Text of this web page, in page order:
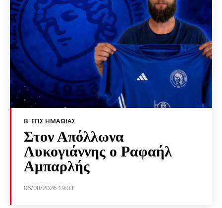
Β' ΕΠΣ ΗΜΑΘΊΑΣ
Στον Απόλλωνα
Λυκογιάννης ο Ραφαήλ
Αμπαρλής
06/08/2026 19:03